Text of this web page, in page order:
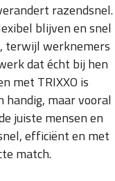
razendsnel.
blijven en snel
terwijl werknemers
dat écht bij hen
met TRIXXO is
handig, maar vooral
juiste mensen en
efficiënt en met
match.